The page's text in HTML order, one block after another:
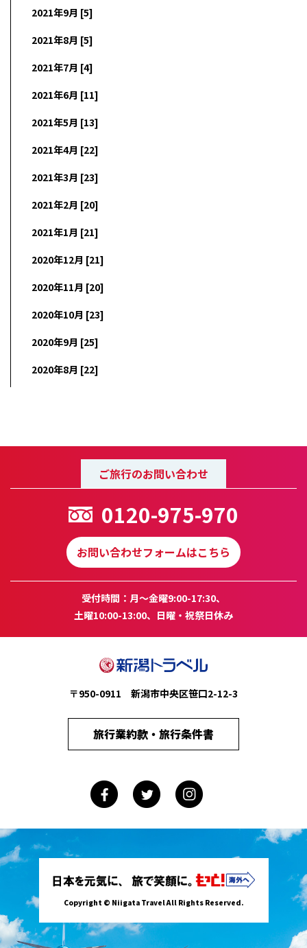
2021年9月 [5]
2021年8月 [5]
2021年7月 [4]
2021年6月 [11]
2021年5月 [13]
2021年4月 [22]
2021年3月 [23]
2021年2月 [20]
2021年1月 [21]
2020年12月 [21]
2020年11月 [20]
2020年10月 [23]
2020年9月 [25]
2020年8月 [22]
ご旅行のお問い合わせ
0120-975-970
お問い合わせフォームはこちら
受付時間：月～金曜9:00-17:30、
土曜10:00-13:00、日曜・祝祭日休み
〒950-0911 新潟市中央区笹口2-12-3
旅行業約款・旅行条件書
Copyright © Niigata Travel All Rights Reserved.